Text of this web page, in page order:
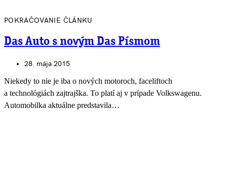
POKRAČOVANIE ČLÁNKU
Das Auto s novým Das Písmom
28. mája 2015
Niekedy to nie je iba o nových motoroch, faceliftoch
a technológiách zajtrajška. To platí aj v prípade Volkswagenu.
Automobilka aktuálne predstavila…